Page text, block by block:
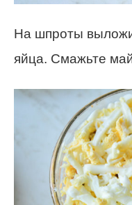
На шпроты
яйца. Смажьте